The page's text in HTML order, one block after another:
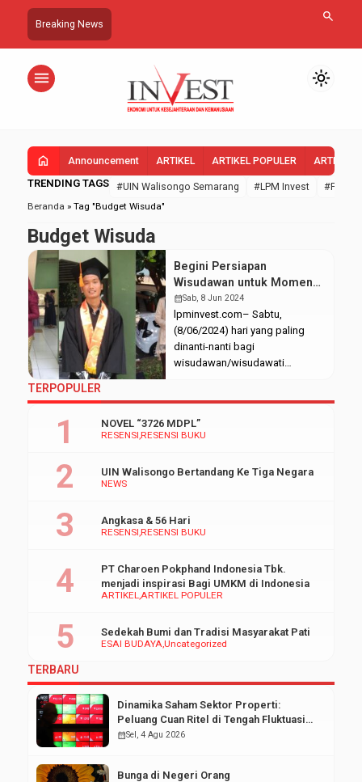
Breaking News search
menu light_mode
home Announcement ARTIKEL ARTIKEL POPULER ARTIKEL
TRENDING TAGS #UIN Walisongo Semarang #LPM Invest
#FEBI
Beranda » Tag "Budget Wisuda"
Budget Wisuda
Begini Persiapan
Wisudawan untuk Momen
Wisuda
calendar_monthSab, 8 Jun 2024
lpminvest.com– Sabtu,
(8/06/2024) hari yang paling
dinanti-nanti bagi
wisudawan/wisudawati
agenda penting bagi
wisuda, tentunya
pilihan kebaya dan songket
make up yang digunakan juga
sangat diperhatikan. Mereka
TERPOPULER
RESENSI RESENSI BUKU
NOVEL “3726 MDPL”
NEWS
UIN Walisongo Bertandang Ke Tiga Negara
RESENSI RESENSI BUKU
Angkasa & 56 Hari
ARTIKELARTIKEL POPULER
PT Charoen Pokphand Indonesia Tbk.
menjadi inspirasi Bagi UMKM di Indonesia
ESAI BUDAYAUncategorized
Sedekah Bumi dan Tradisi Masyarakat Pati
TERBARU
Dinamika Saham Sektor Properti:
Peluang Cuan Ritel di Tengah Fluktuasi
Pasar Modal
calendar_monthSel, 4 Agu 2026
Bunga di Negeri Orang